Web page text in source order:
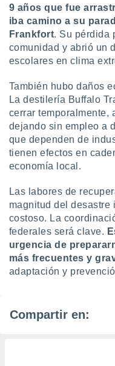
9 años que fue
iba camino a su
Frankfort. Su pérdida
comunidad y abrió un
escolares en clima
También hubo daños
La destilería Buffalo
cerrar temporalmente,
dejando sin empleo a
que dependen de
tienen efectos en
economía local.
Las labores de
magnitud del desastre
costoso. La
federales será clave.
urgencia de
más frecuentes y
adaptación y
Compartir en: